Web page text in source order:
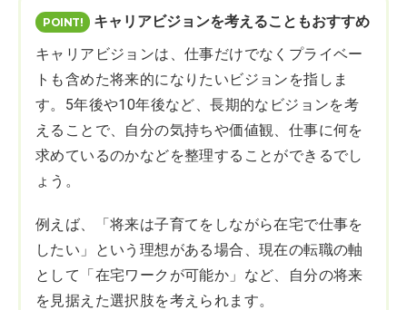
キャリアビジョンを考えることもおすすめ
キャリアビジョンは、仕事だけでなくプライベー
トも含めた将来的になりたいビジョンを指しま
す。5年後や10年後など、長期的なビジョンを考
えることで、自分の気持ちや価値観、仕事に何を
求めているのかなどを整理することができるでし
ょう。
例えば、「将来は子育てをしながら在宅で仕事を
したい」という理想がある場合、現在の転職の軸
として「在宅ワークが可能か」など、自分の将来
を見据えた選択肢を考えられます。